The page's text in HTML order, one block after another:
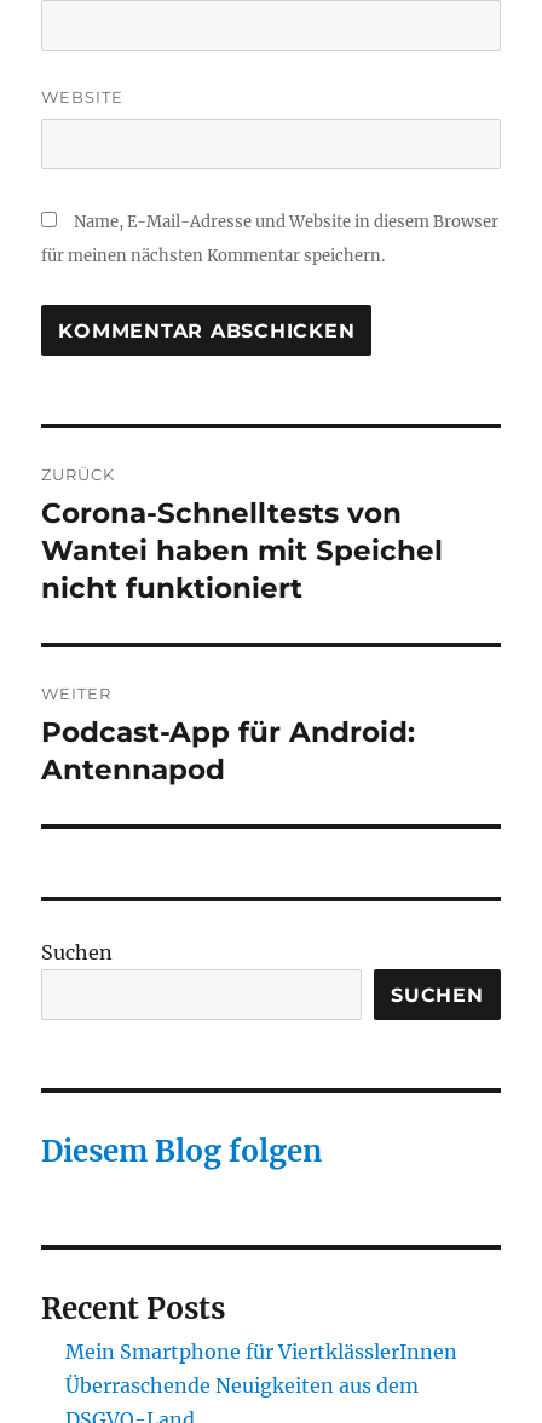
WEBSITE
Name, E-Mail-Adresse und Website in diesem Browser
für meinen nächsten Kommentar speichern.
ZURÜCK
Vorheriger
Beitrag:
Corona-Schnelltests von
Wantei haben mit Speichel
nicht funktioniert
WEITER
Nächster
Beitrag:
Podcast-App für Android:
Antennapod
Suchen
SUCHEN
Diesem Blog folgen
Recent Posts
Mein Smartphone für ViertklässlerInnen
Überraschende Neuigkeiten aus dem